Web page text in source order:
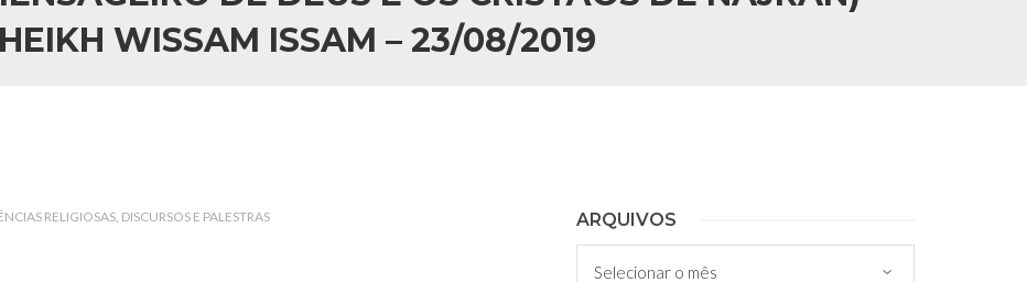
WISSAM ISSAM – 23/08/2019
RELIGIOSAS DISCURSOS E PALESTRAS
ARQUIVOS
Arquivos